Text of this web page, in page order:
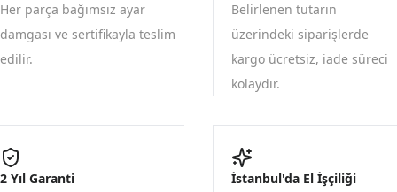
Her parça bağımsız ayar
damgası ve sertifikayla teslim
edilir.
Belirlenen tutarın
üzerindeki siparişlerde
kargo ücretsiz, iade süreci
kolaydır.
2 Yıl Garanti
İstanbul'da El İşçiliği